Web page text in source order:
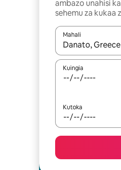
ambazo unahisi
sehemu za kukaa
Mahali
Wakati matokeo
Kuingia
Kutoka